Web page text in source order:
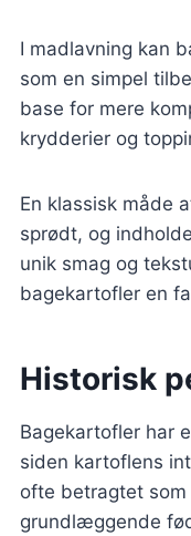
I madlavning kan
som en simpel
base for mere
krydderier og
En klassisk måde
sprødt, og
unik smag og
bagekartofler en
Historisk
Bagekartofler har
siden kartoflens
ofte betragtet
grundlæggende